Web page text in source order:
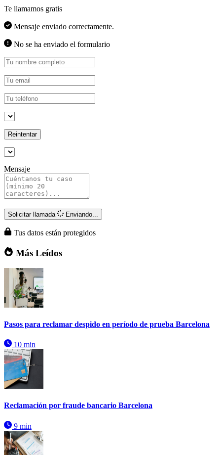
Te llamamos gratis
Mensaje enviado correctamente.
No se ha enviado el formulario
Reintentar
Mensaje
Solicitar llamada Enviando...
Tus datos están protegidos
Más Leídos
Pasos para reclamar despido en período de prueba Barcelona
10 min
Reclamación por fraude bancario Barcelona
9 min